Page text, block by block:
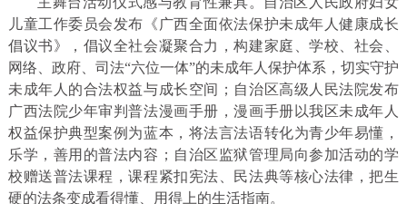
儿童工作委员会发布《广西全面依法保护未成年人健康成长
倡议书》，倡议全社会凝聚合力，构建家庭、学校、社会、
网络、政府、司法“六位一体”的未成年人保护体系，切实守护
未成年人的合法权益与成长空间；自治区高级人民法院发布
广西法院少年审判普法漫画手册，漫画手册以我区未成年人
权益保护典型案例为蓝本，将法言法语转化为青少年易懂，
乐学，善用的普法内容；自治区监狱管理局向参加活动的学
校赠送普法课程，课程紧扣宪法、民法典等核心法律，把生
硬的法条变成看得懂、用得上的生活指南。